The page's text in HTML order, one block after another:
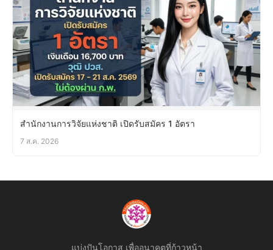
สำนักงานการวิจัยแห่งชาติ เปิดรับสมัคร 1 อัตรา
7 ส.ค. 2026
แบ่งปันโอกาส เพื่ออนาคตที่ก้าวหน้า